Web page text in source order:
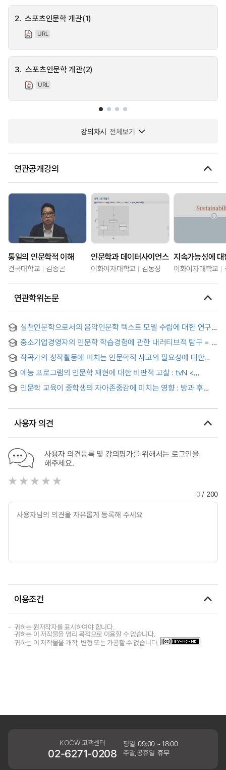
2. 스포츠인문학 개관(1)
URL
3. 스포츠인문학 개관(2)
URL
강의차시 전체보기
연관공개강의
통일의 인문학적 이해
건국대학교 김종곤
인문학과 데이터사이언스
이화여자대학교 김동성 이화여자대학교
연관학위논문
실천인문학으로서의 음악인문학 텍스트 모델 수립에 대한 연구
= A Study on Establishing a Text Model of Music
Humanities as a Practical Humanities
중소기업경영자의 인문학 학습경험에 관한 내러티브적 탐구 = A
Narrative Study of Small Business CEO's Learning
Experience of Humanities
작곡가의 창작활동에 미치는 인문학적 사고의 필요성에 대한
연구 = A Study on the Necessity of Humanistic Thinking on
the Creative Activities of Composers
예능 프로그램의 인문학 재현에 대한 비판적 고찰 : tvN <
알아두면 쓸데없는 신비한 잡학 사전> 시즌 1을 중심으로
인문학 교육이 중학생의 자아존중감에 미치는 영향 : 방과 후
사용자 의견
사용자 의견등록 및 강의평가를 위해서는 로그인을
해주세요.
0/ 200
이용조건
귀하는 원저작자를 표시하여야 합니다.
귀하는 이 저작물을 영리 목적으로 이용할 수 없습니다.
귀하는 이 저작물을 개작, 변형 또는 가공할 수 없습니다.
KOCW 고객센터
02-6271-0208
평일 09:00 ~ 18:00
주말,공휴일 휴무